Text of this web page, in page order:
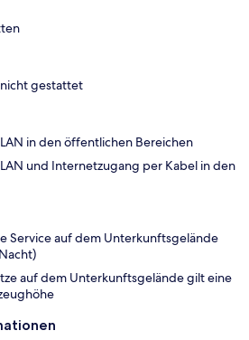
gestattet
in den öffentlichen Bereichen
und Internetzugang per Kabel in den
Service auf dem Unterkunftsgelände
auf dem Unterkunftsgelände gilt eine